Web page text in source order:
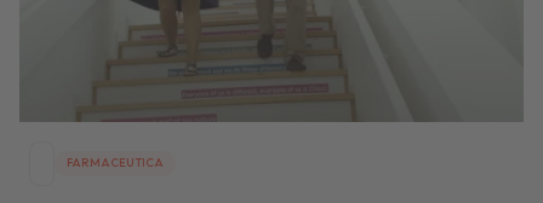
FARMACEUTICA